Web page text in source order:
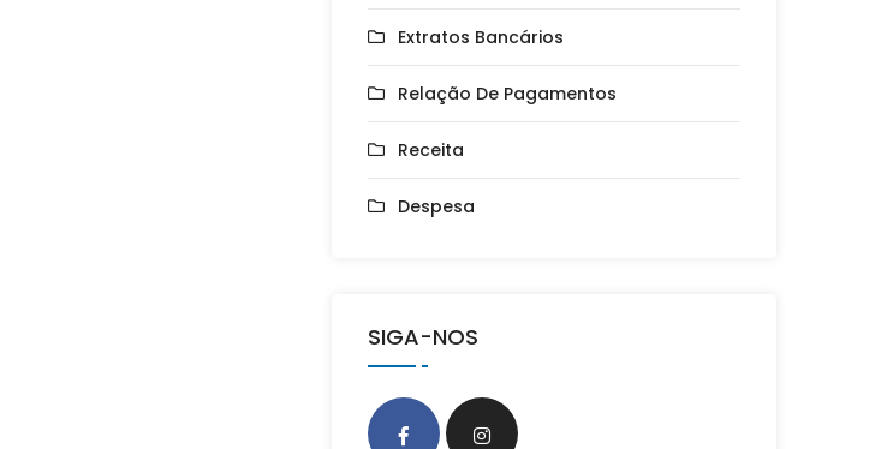
Extratos Bancários
Relação De Pagamentos
Receita
Despesa
SIGA-NOS